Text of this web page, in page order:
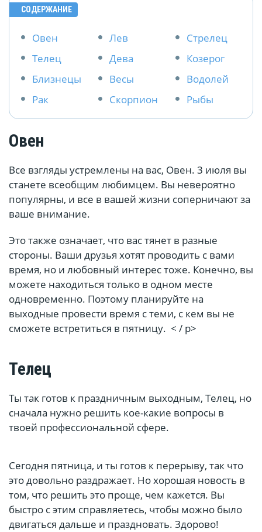
СОДЕРЖАНИЕ
Овен
Телец
Близнецы
Рак
Лев
Дева
Весы
Скорпион
Стрелец
Козерог
Водолей
Рыбы
Овен
Все взгляды устремлены на вас, Овен. 3 июля вы
станете всеобщим любимцем. Вы невероятно
популярны, и все в вашей жизни соперничают за
ваше внимание.
Это также означает, что вас тянет в разные
стороны. Ваши друзья хотят проводить с вами
время, но и любовный интерес тоже. Конечно, вы
можете находиться только в одном месте
одновременно. Поэтому планируйте на
выходные провести время с теми, с кем вы не
сможете встретиться в пятницу. < / p>
Телец
Ты так готов к праздничным выходным, Телец, но
сначала нужно решить кое-какие вопросы в
твоей профессиональной сфере.
Сегодня пятница, и ты готов к перерыву, так что
это довольно раздражает. Но хорошая новость в
том, что решить это проще, чем кажется. Вы
быстро с этим справляетесь, чтобы можно было
двигаться дальше и праздновать. Здорово!